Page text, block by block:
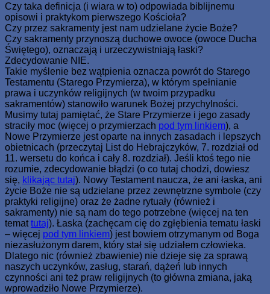
Czy taka definicja (i wiara w to) odpowiada biblijnemu
opisowi i praktykom pierwszego Kościoła?
Czy przez sakramenty jest nam udzielane życie Boże?
Czy sakramenty przynoszą duchowe owoce (owoce Ducha
Świętego), oznaczają i urzeczywistniają łaski?
Zdecydowanie NIE.
Takie myślenie bez wątpienia oznacza powrót do Starego
Testamentu (Starego Przymierza), w którym spełnianie
prawa i uczynków religijnych (w twoim przypadku
sakramentów) stanowiło warunek Bożej przychylności.
Musimy tutaj pamiętać, że Stare Przymierze i jego zasady
straciły moc (więcej o przymierzach pod tym linkiem), a
Nowe Przymierze jest oparte na innych zasadach i lepszych
obietnicach (przeczytaj List do Hebrajczyków, 7. rozdział od
11. wersetu do końca i cały 8. rozdział). Jeśli ktoś tego nie
rozumie, zdecydowanie błądzi (o co tutaj chodzi, dowiesz
się, klikając tutaj). Nowy Testament naucza, że ani łaska, ani
życie Boże nie są udzielane przez zewnętrzne symbole (czy
praktyki religijne) oraz że żadne rytuały (również i
sakramenty) nie są nam do tego potrzebne (więcej na ten
temattutaj). Łaska (zachęcam cię do zgłębienia tematu łaski
– więcej pod tym linkiem) jest bowiem otrzymanym od Boga
niezasłużonym darem, który stał się udziałem człowieka.
Dlatego nic (również zbawienie) nie dzieje się za sprawą
naszych uczynków, zasług, starań, dążeń lub innych
czynności ani też praw religijnych (to główna zmiana, jaką
wprowadziło Nowe Przymierze).